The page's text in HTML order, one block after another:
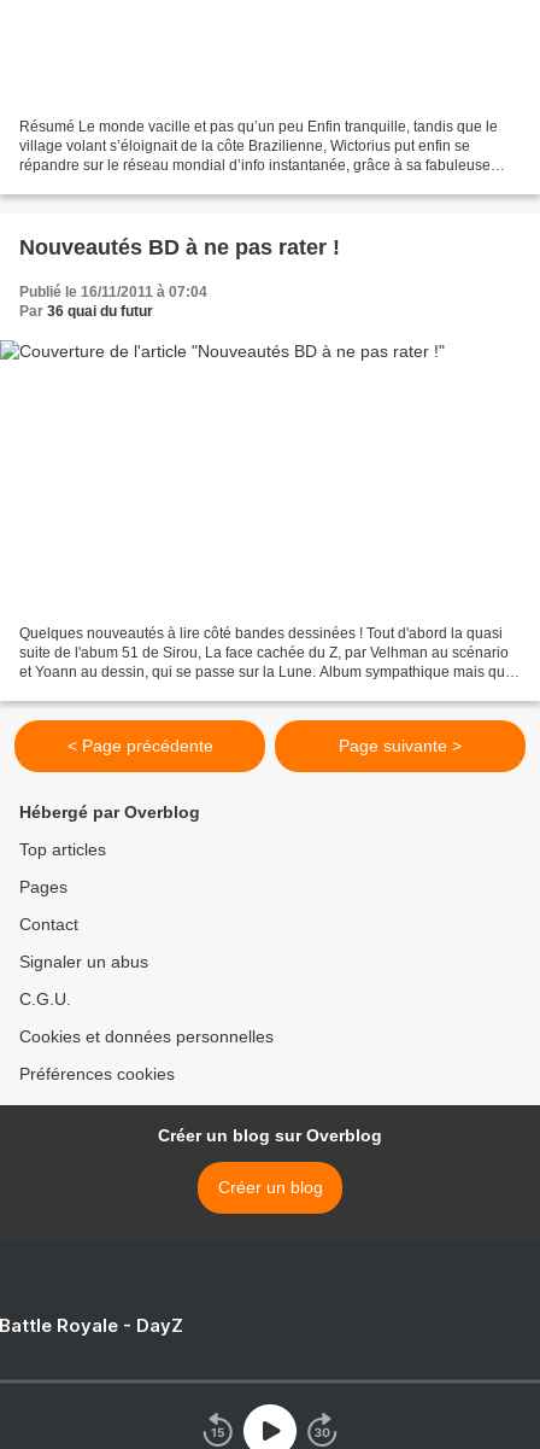
Résumé Le monde vacille et pas qu’un peu Enfin tranquille, tandis que le
village volant s’éloignait de la côte Brazilienne, Wictorius put enfin se
répandre sur le réseau mondial d’info instantanée, grâce à sa fabuleuse
Nouveautés BD à ne pas rater !
Publié le 16/11/2011 à 07:04
Par 36 quai du futur
Quelques nouveautés à lire côté bandes dessinées ! Tout d'abord la quasi
suite de l'abum 51 de Sirou, La face cachée du Z, par Velhman au scénario
et Yoann au dessin, qui se passe sur la Lune. Album sympathique mais qui
< Page précédente Page suivante >
Hébergé par Overblog
Top articles
Pages
Contact
Signaler un abus
C.G.U.
Cookies et données personnelles
Préférences cookies
Créer un blog sur Overblog
Créer un blog
Royale - DayZ